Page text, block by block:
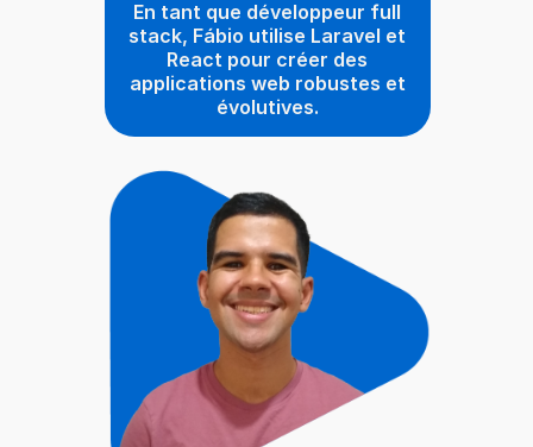
En tant que développeur full
stack, Fábio utilise Laravel et
React pour créer des
applications web robustes et
évolutives.